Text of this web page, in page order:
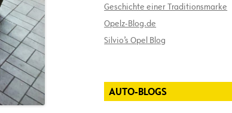
Geschichte einer Traditionsmarke
Opelz-Blog.de
Silvio’s Opel Blog
AUTO-BLOGS